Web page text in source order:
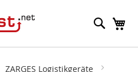
Suche
ZARGES Logistikgeräte